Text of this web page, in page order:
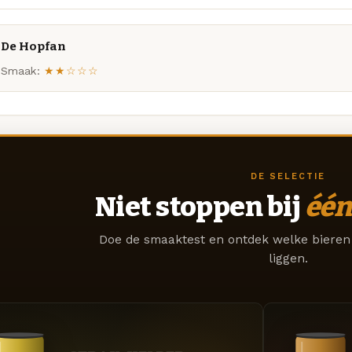
De Hopfan
Smaak: ★★☆☆☆
DE SELECTIE
Niet stoppen bij één
Doe de smaaktest en ontdek welke
liggen.